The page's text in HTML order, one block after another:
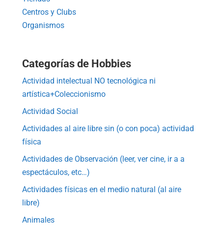
Centros y Clubs
Organismos
Categorías de Hobbies
Actividad intelectual NO tecnológica ni
artística+Coleccionismo
Actividad Social
Actividades al aire libre sin (o con poca) actividad
física
Actividades de Observación (leer, ver cine, ir a a
espectáculos, etc…)
Actividades físicas en el medio natural (al aire
libre)
Animales